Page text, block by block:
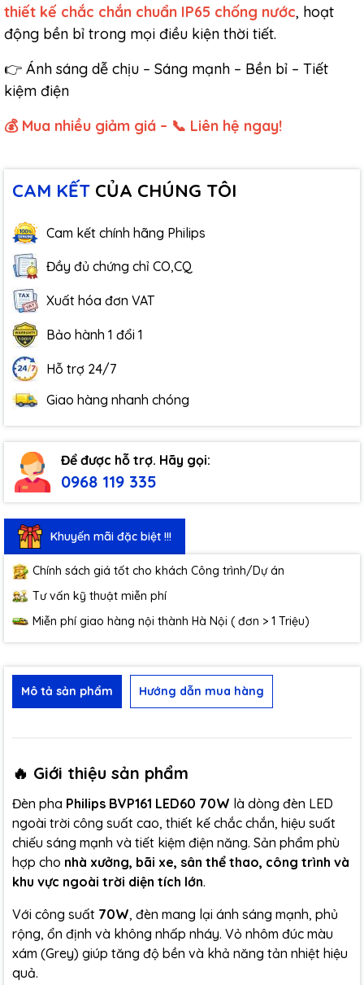
thiết kế chắc chắn chuẩn IP65 chống nước, hoạt
động bền bỉ trong mọi điều kiện thời tiết.
👉 Ánh sáng dễ chịu – Sáng mạnh – Bền bỉ – Tiết
kiệm điện
💰 Mua nhiều giảm giá – 📞 Liên hệ ngay!
CAM KẾT CỦA CHÚNG TÔI
Cam kết chính hãng Philips
Đầy đủ chứng chỉ CO,CQ
Xuất hóa đơn VAT
Bảo hành 1 đổi 1
Hỗ trợ 24/7
Giao hàng nhanh chóng
Để được hỗ trợ. Hãy gọi:
0968 119 335
Khuyến mãi đặc biệt !!!
Chính sách giá tốt cho khách Công trình/Dự án
Tư vấn kỹ thuật miễn phí
Miễn phí giao hàng nội thành Hà Nội ( đơn > 1 Triệu)
Mô tả sản phẩm Hướng dẫn mua hàng
🔥 Giới thiệu sản phẩm
Đèn pha Philips BVP161 LED60 70W là dòng đèn LED
ngoài trời công suất cao, thiết kế chắc chắn, hiệu suất
chiếu sáng mạnh và tiết kiệm điện năng. Sản phẩm phù
hợp cho nhà xưởng, bãi xe, sân thể thao, công trình và
khu vực ngoài trời diện tích lớn.
Với công suất 70W, đèn mang lại ánh sáng mạnh, phủ
rộng, ổn định và không nhấp nháy. Vỏ nhôm đúc màu
xám (Grey) giúp tăng độ bền và khả năng tản nhiệt hiệu
quả.